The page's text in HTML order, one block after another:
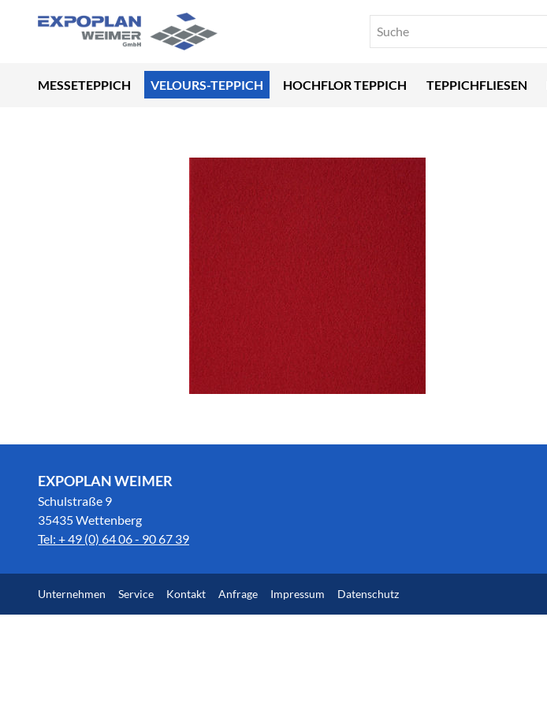
MESSETEPPICH VELOURS-TEPPICH HOCHFLOR TEPPICH TEPPICHFLIESEN
EXPOPLAN WEIMER
Schulstraße 9
35435 Wettenberg
Tel: + 49 (0) 64 06 - 90 67 39
Unternehmen Service Kontakt Anfrage Impressum Datenschutz